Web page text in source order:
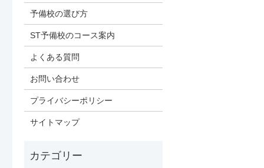
予備校の選び方
ST予備校のコース案内
よくある質問
お問い合わせ
プライバシーポリシー
サイトマップ